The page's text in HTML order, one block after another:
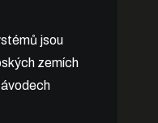
jsou
zemích